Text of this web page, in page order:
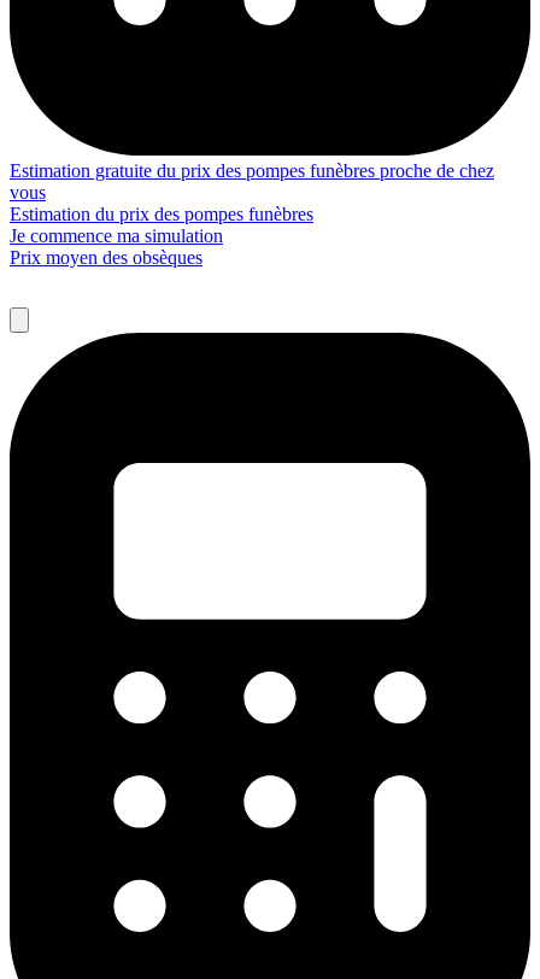
Estimation gratuite du prix des pompes funèbres proche de chez
vous
Estimation du prix des pompes funèbres
Je commence ma simulation
Prix moyen des obsèques